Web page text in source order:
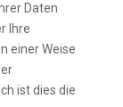
Daten
Ihre
einer Weise
ist dies die